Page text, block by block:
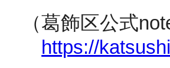
（葛飾区公式
https://